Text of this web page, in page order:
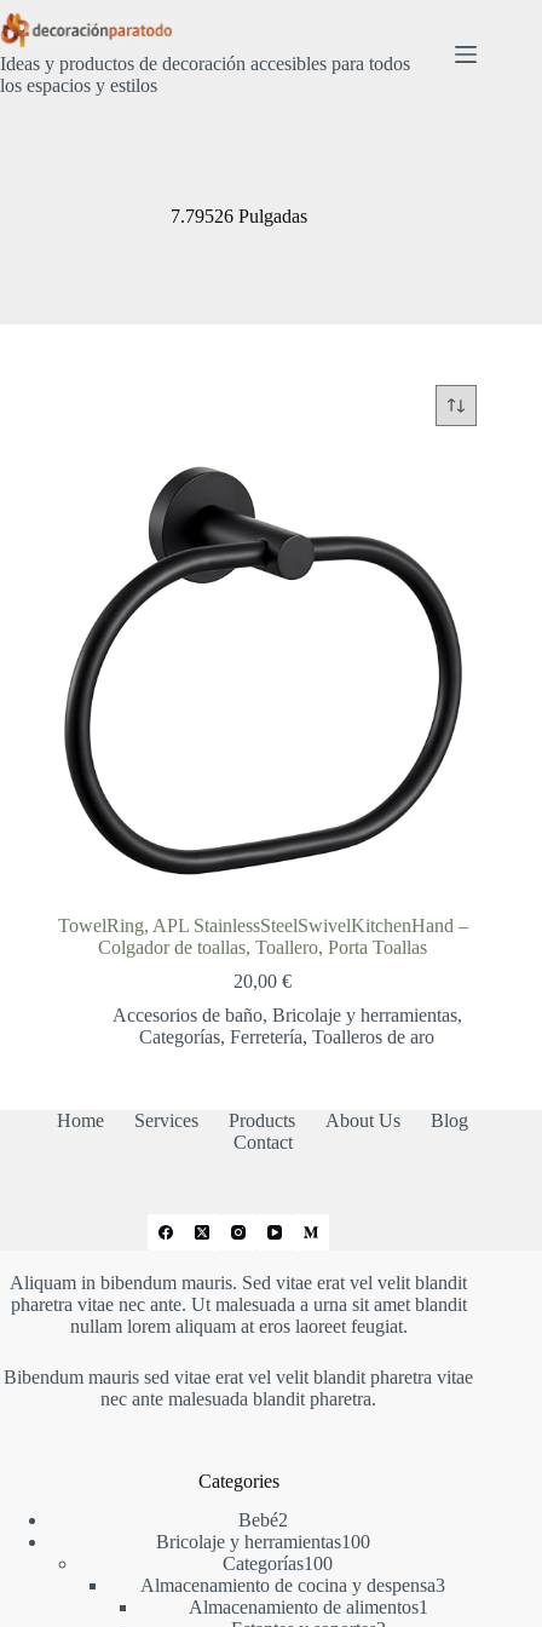
Saltar
al
contenido
Ideas y productos de decoración accesibles para todos
los espacios y estilos
7.79526 Pulgadas
TowelRing, APL StainlessSteelSwivelKitchenHand –
Colgador de toallas, Toallero, Porta Toallas
20,00€
Accesorios de baño, Bricolaje y herramientas,
Categorías,Ferretería,Toalleros de aro
Home Services Products About Us
Blog
Contact
Aliquam in bibendum mauris. Sed vitae erat vel velit blandit
pharetra vitae nec ante. Ut malesuada a urna sit amet blandit
nullam lorem aliquam at eros laoreet feugiat.
Bibendum mauris sed vitae erat vel velit blandit pharetra vitae
nec ante malesuada blandit pharetra.
Categories
Bebé22
productos
Bricolaje y herramientas100100
Categorías100100
productos
Almacenamiento de cocina y despensa33
Almacenamiento de alimentos1